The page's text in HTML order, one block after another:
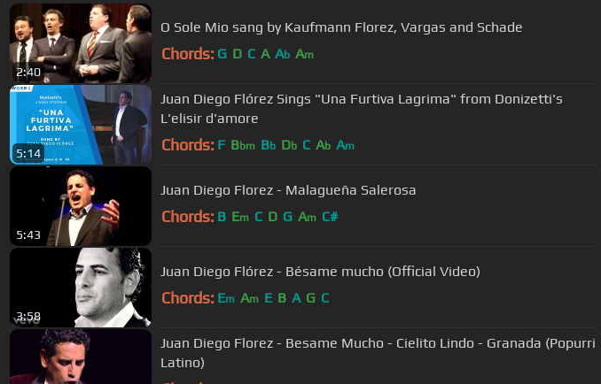
2:40
O Sole Mio sang by Kaufmann Florez, Vargas and Schade
Chords: G D C A Ab Am
5:14
Juan Diego Flórez Sings "Una Furtiva Lagrima" from Donizetti's
L'elisir d'amore
Chords: F Bbm Bb Db C Ab Am
5:43
Juan Diego Florez - Malagueña Salerosa
Chords: B Em C D G Am C#
3:58
Juan Diego Flórez - Bésame mucho (Official Video)
Chords: Em Am E B A G C
Juan Diego Florez - Besame Mucho - Cielito Lindo - Granada (Popurri
Latino)